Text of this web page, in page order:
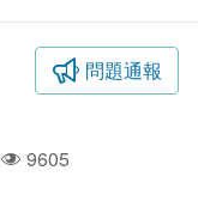
問題通報
人氣9605